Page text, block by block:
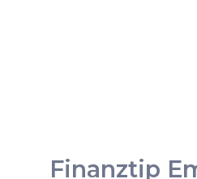
Finanztip